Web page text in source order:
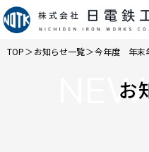
TOP＞お知らせ一覧＞今年度 年末
お